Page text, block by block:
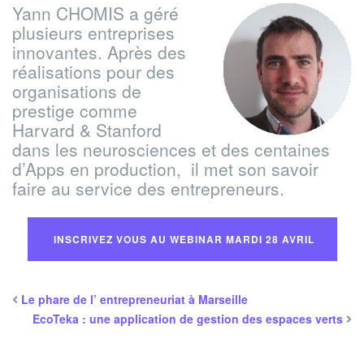
Yann CHOMIS a géré
plusieurs entreprises
innovantes. Après des
réalisations pour des
organisations de
prestige comme
Harvard & Stanford
dans les neurosciences et des centaines
d’Apps en production, il met son savoir
faire au service des entrepreneurs.
INSCRIVEZ VOUS AU WEBINAR MARDI 28 AVRIL
Le phare de l’ entrepreneuriat à Marseille
EcoTeka : une application de gestion des espaces verts